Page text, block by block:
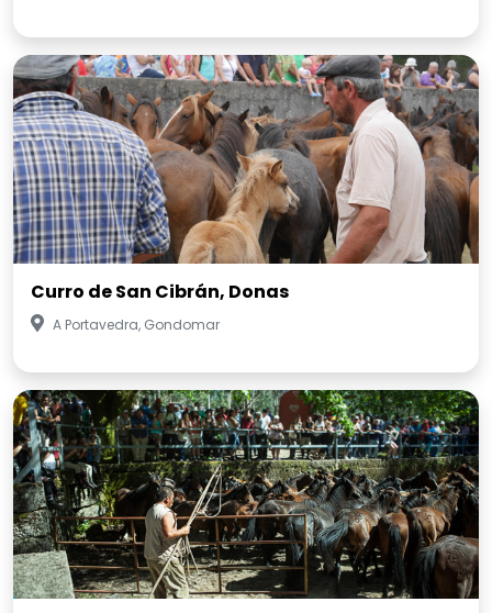
Curro de San Cibrán, Donas
A Portavedra, Gondomar